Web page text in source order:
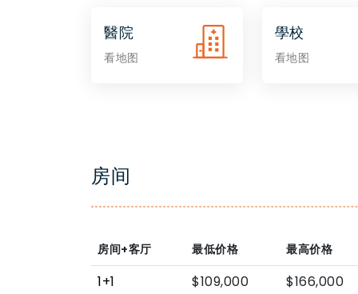
醫院
看地图
學校
看地图
房间
房间+客厅 最低价格 最高价格
1+1 $109,000 $166,000